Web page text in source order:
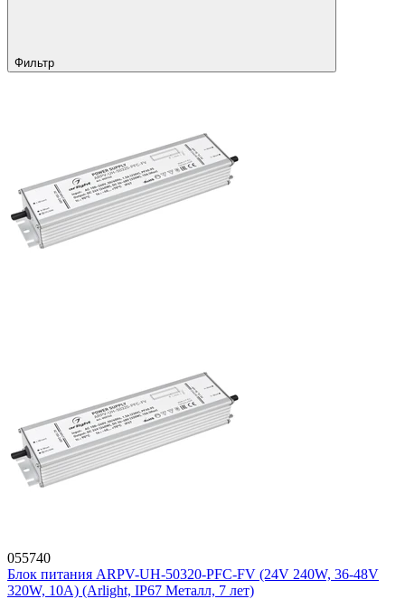
Фильтр
055740
Блок питания ARPV-UH-50320-PFC-FV (24V 240W, 36-48V
320W, 10A) (Arlight, IP67 Металл, 7 лет)